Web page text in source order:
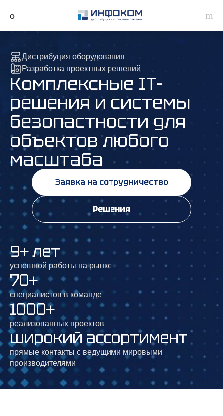
Дистрибуция оборудования
Разработка проектных решений
Комплексные IT-
решения и системы
безопастности для
объектов любого
масштаба
Заявка на сотрудничество
Решения
9+ лет
успешной работы на рынке
70+
специалистов в команде
1000+
реализованных проектов
широкий ассортимент
прямые контакты с ведущими мировыми
производителями